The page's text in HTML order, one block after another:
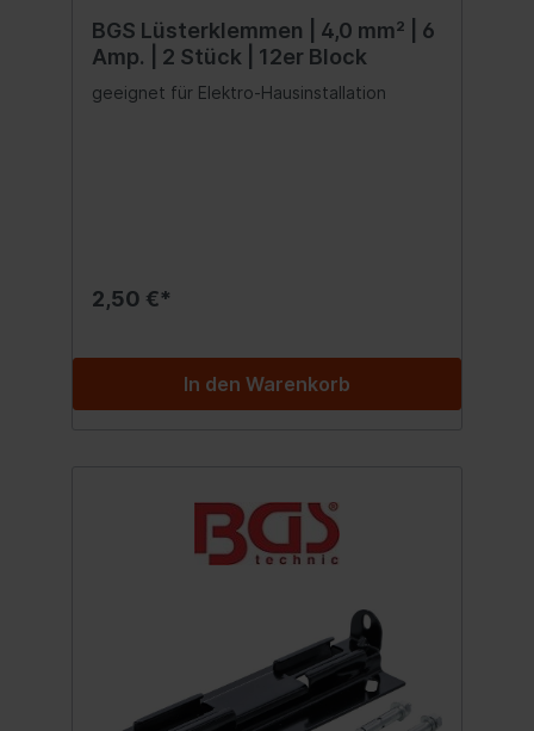
BGS Lüsterklemmen | 4,0 mm² | 6
Amp. | 2 Stück | 12er Block
geeignet für Elektro-Hausinstallation
2,50 €*
In den Warenkorb